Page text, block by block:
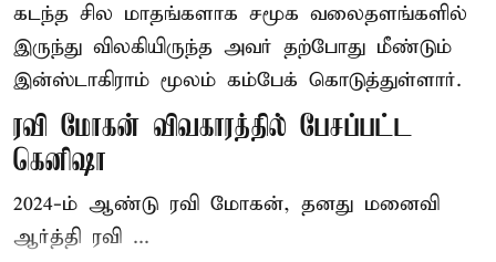
கடந்த சில மாதங்களாக சமூக வலைதளங்களில்
இருந்து விலகியிருந்த அவர் தற்போது மீண்டும்
இன்ஸ்டாகிராம் மூலம் கம்பேக் கொடுத்துள்ளார்.
ரவி மோகன் விவகாரத்தில் பேசப்பட்ட
கெனிஷா
2024-ம் ஆண்டு ரவி மோகன், தனது மனைவி
ஆர்த்தி ரவி ...